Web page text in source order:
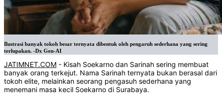
Ilustrasi banyak tokoh besar ternyata dibentuk oleh pengaruh sederhana yang sering
terlupakan. -Dx Gen-AI
JATIMNET.COM - Kisah Soekarno dan Sarinah sering membuat
banyak orang terkejut. Nama Sarinah ternyata bukan berasal dari
tokoh elite, melainkan seorang pengasuh sederhana yang
menemani masa kecil Soekarno di Surabaya.